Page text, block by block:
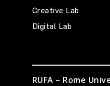
Creative Lab
Digital Lab
RUFA – Rome